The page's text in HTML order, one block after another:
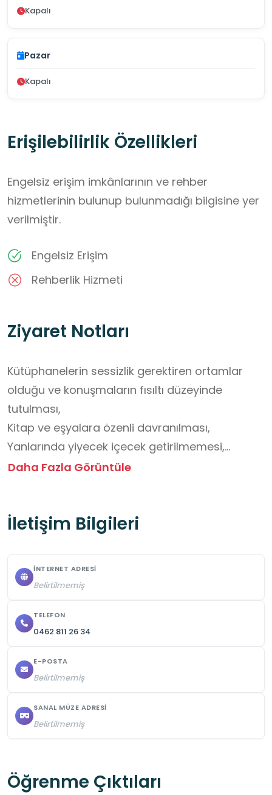
Kapalı
Pazar
Kapalı
Erişilebilirlik Özellikleri
Engelsiz erişim imkânlarının ve rehber
hizmetlerinin bulunup bulunmadığı bilgisine yer
verilmiştir.
Engelsiz Erişim
Rehberlik Hizmeti
Ziyaret Notları
Kütüphanelerin sessizlik gerektiren ortamlar
olduğu ve konuşmaların fısıltı düzeyinde
tutulması,
Kitap ve eşyalara özenli davranılması,
Yanlarında yiyecek içecek getirilmemesi,
Görevlilerin yönlendirmelerinin dikkatle
bilgileri not etmeleri konusunda öğrencilere ön
Daha Fazla Görüntüle
İletişim Bilgileri
İNTERNET ADRESI
Belirtilmemiş
TELEFON
0462 811 26 34
E-POSTA
Belirtilmemiş
SANAL MÜZE ADRESI
Belirtilmemiş
Öğrenme Çıktıları